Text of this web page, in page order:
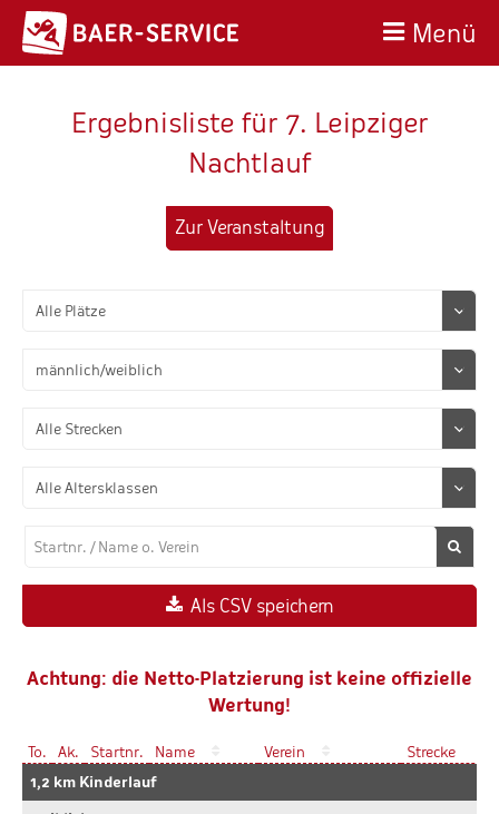
Menü
Ergebnisliste für 7. Leipziger
Nachtlauf
Zur Veranstaltung
Als CSV speichern
Achtung: die Netto-Platzierung ist keine offizielle
Wertung!
To. Ak. Startnr. Name Verein Strecke
1,2 km Kinderlauf